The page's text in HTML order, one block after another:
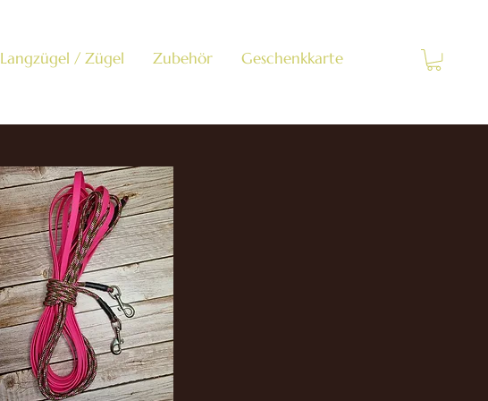
Langzügel / Zügel Zubehör Geschenkkarte